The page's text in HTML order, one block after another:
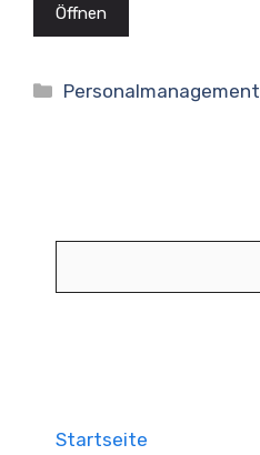
Öffnen
Kategorien
Personalmanagement
Startseite